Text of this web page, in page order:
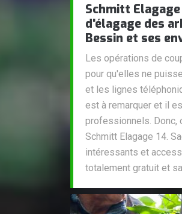
Schmitt
d'élagage des
Bessin et ses
Les opérations de
pour qu'elles ne
et les lignes
est à remarquer et il
professionnels. Donc,
Schmitt Elagage 14.
intéressants et
totalement gratuit et